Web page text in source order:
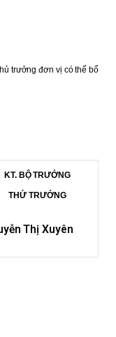
trưởng đơn vị có thể bổ
KT. BỘ TRƯỞNG
THỨ TRƯỞNG
Thị Xuyên